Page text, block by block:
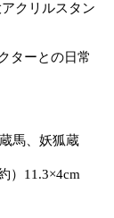
クリルスタン
ターとの日常
馬、妖狐蔵
）11.3×4cm